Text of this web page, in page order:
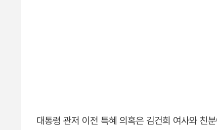
대통령 관저 이전 특혜 의혹은 김건희 여사와 친